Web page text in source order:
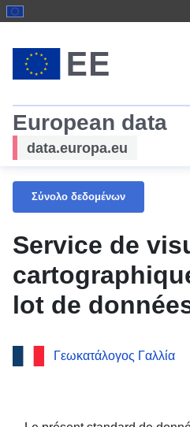
European data
data.europa.eu
Σύνολο δεδομένων
Service de
lot de
commune de
Γεωκατάλογος Γαλλία